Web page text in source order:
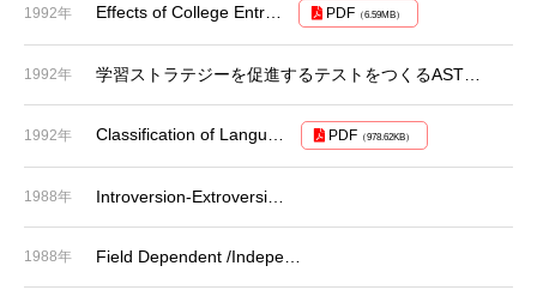
Effects of College Entr… PDF （6.59MB）
1992年
学習ストラテジーを促進するテストをつくるAST…
1992年
Classification of Langu… PDF （978.62KB）
1992年
Introversion-Extroversi…
1988年
Field Dependent /Indepe…
1988年